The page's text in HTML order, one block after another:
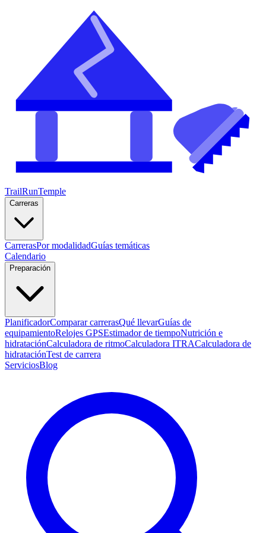
TrailRunTemple
Carreras
CarrerasPor modalidadGuías temáticas
Calendario
Preparación
PlanificadorComparar carrerasQué llevarGuías de
equipamientoRelojes GPSEstimador de tiempoNutrición e
hidrataciónCalculadora de ritmoCalculadora ITRACalculadora de
hidrataciónTest de carrera
ServiciosBlog